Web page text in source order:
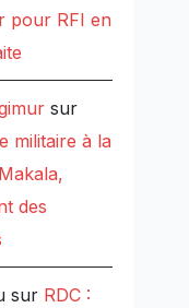
pour RFI en
sur
militaire à la
des
sur RDC :